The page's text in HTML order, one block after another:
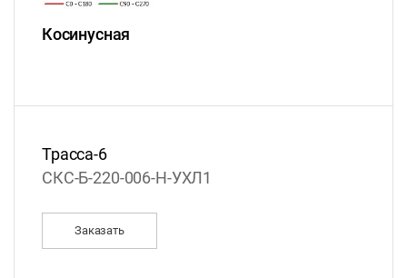
Косинусная
Трасса-6
СКС-Б-220-006-H-УХЛ1
Заказать